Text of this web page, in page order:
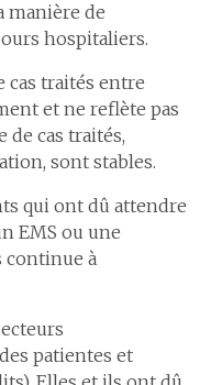
manière de
hospitaliers.
cas traités entre
et ne reflète pas
de cas traités,
sont stables.
qui ont dû attendre
EMS ou une
continue à
patientes et